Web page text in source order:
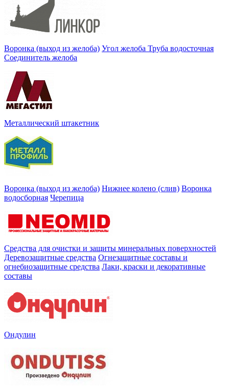
Воронка (выход из желоба) Угол желоба Труба водосточная
Соединитель желоба
Металлический штакетник
Воронка (выход из желоба) Нижнее колено (слив) Воронка
водосборная Черепица
Средства для очистки и защиты минеральных поверхностей
Деревозащитные средства Огнезащитные составы и
огнебиозащитные средства Лаки, краски и декоративные
составы
Ондулин